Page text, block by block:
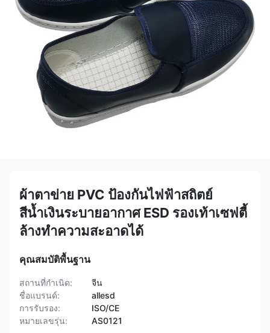
ผ้าตาข่าย PVC ป้องกันไฟฟ้าสถิตย์
สีน้ำเงินระบายอากาศ ESD รองเท้าเซฟตี้
ล้างทำความสะอาดได้
คุณสมบัติพื้นฐาน
สถานที่กำเนิด:
จีน
ชื่อแบรนด์:
allesd
การรับรอง:
ISO/CE
หมายเลขรุ่น:
AS0121